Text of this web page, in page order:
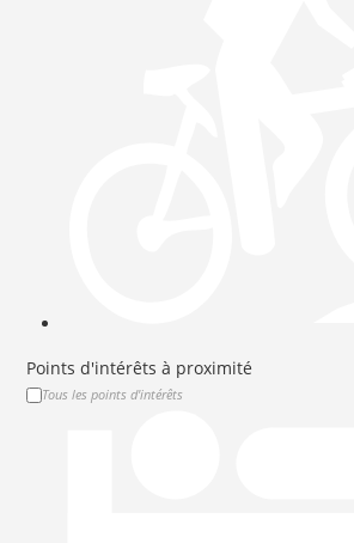
Points d'intérêts à proximité
Tous les points d'intérêts